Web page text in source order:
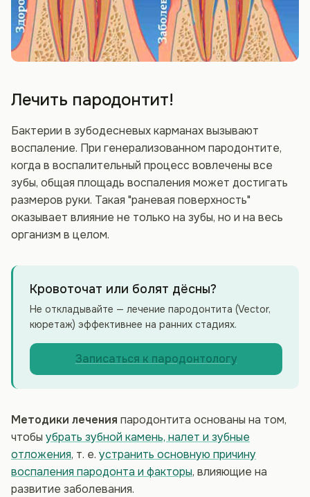
Лечить пародонтит!
Бактерии в зубодесневых карманах вызывают
воспаление. При генерализованном пародонтите,
когда в воспалительный процесс вовлечены все
зубы, общая площадь воспаления может достигать
размеров руки. Такая "раневая поверхность"
оказывает влияние не только на зубы, но и на весь
организм в целом.
Кровоточат или болят дёсны?
Не откладывайте — лечение пародонтита (Vector,
кюретаж) эффективнее на ранних стадиях.
Записаться к пародонтологу
Методики лечения пародонтита основаны на том,
чтобы убрать зубной камень, налет и зубные
отложения, т. е. устранить основную причину
воспаления пародонта и факторы, влияющие на
развитие заболевания.